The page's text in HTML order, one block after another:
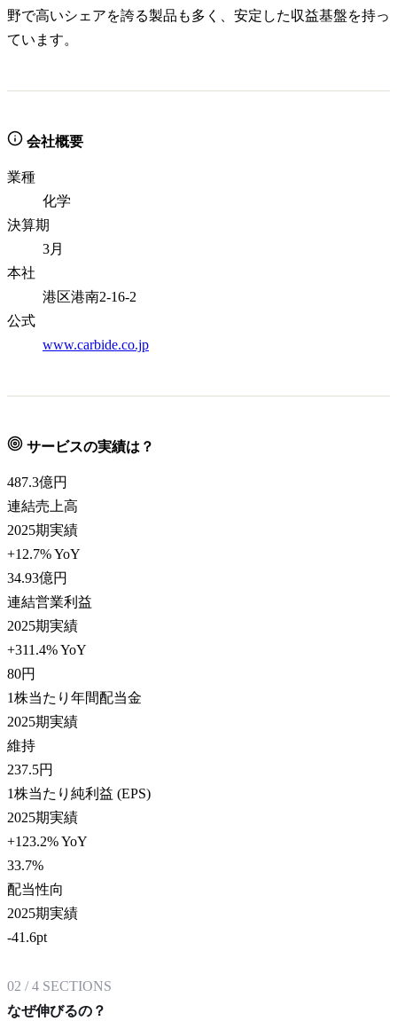
野で高いシェアを誇る製品も多く、安定した収益基盤を持っ
ています。
会社概要
業種
化学
決算期
3月
本社
港区港南2-16-2
公式
www.carbide.co.jp
サービスの実績は？
487.3億円
連結売上高
2025期実績
+12.7% YoY
34.93億円
連結営業利益
2025期実績
+311.4% YoY
80円
1株当たり年間配当金
2025期実績
維持
237.5円
1株当たり純利益 (EPS)
2025期実績
+123.2% YoY
33.7%
配当性向
2025期実績
-41.6pt
02 /4 SECTIONS
なぜ伸びるの？